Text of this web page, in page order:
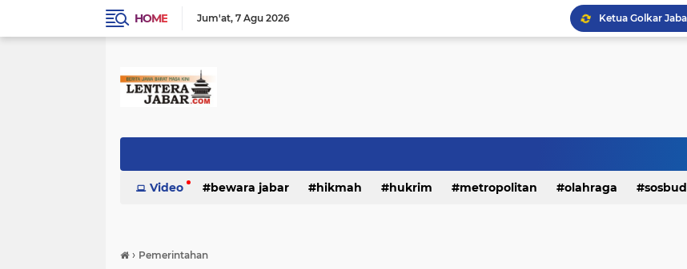
HOME Jum'at 7 Agu 2026
Video bewara jabar hikmah hukrim metropolitan olahraga sosbud
› Pemerintahan